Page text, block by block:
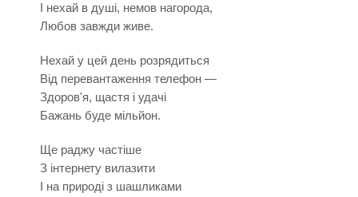
І нехай в душі, немов нагорода,
Любов завжди живе.
Нехай у цей день розрядиться
Від перевантаження телефон —
Здоров'я, щастя і удачі
Бажань буде мільйон.
Ще раджу частіше
З інтернету вилазити
І на природі з шашликами